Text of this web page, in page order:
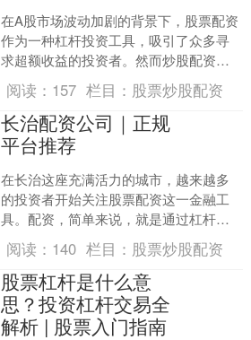
在A股市场波动加剧的背景下，股票配资
作为一种杠杆投资工具，吸引了众多寻
求超额收益的投资者。然而炒股配资网
站，配资操作并非简单的“借钱炒股”，其
中涉及复杂的技巧、....
阅读： 157 栏目： 股票炒股配资
长治配资公司｜正规
平台推荐
在长治这座充满活力的城市，越来越多
的投资者开始关注股票配资这一金融工
具。配资，简单来说，就是通过杠杆效
应放大资金，让投资者在股市中拥有更
多操作空间。然而，面对市....
阅读： 140 栏目： 股票炒股配资
股票杠杆是什么意
思？投资杠杆交易全
解析 | 股票入门指南